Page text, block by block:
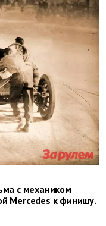
с механиком
Mercedes к финишу.